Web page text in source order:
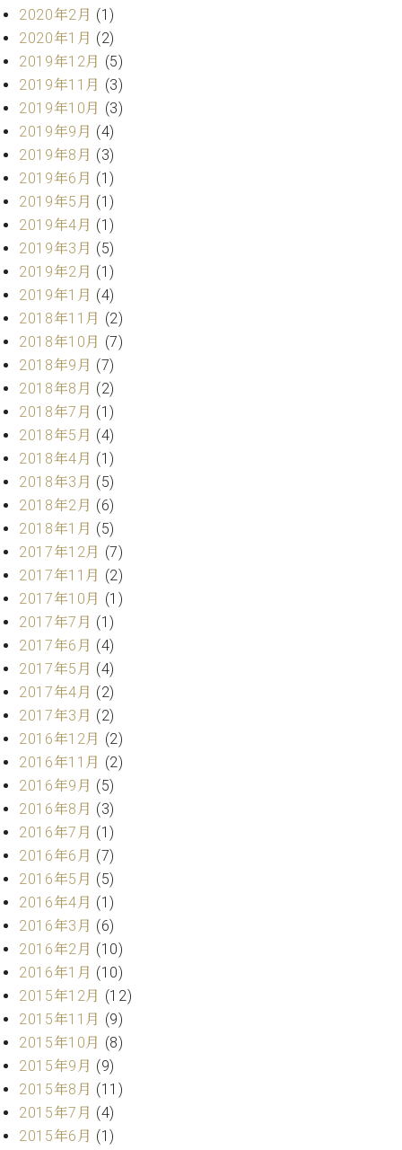
マ
ン
ト
デ
ィ
シ
ョ
ン
W.
ホ
フ
マ
ン
ヴ
ィ
ジ
ョ
ン
C.BECHSTEIN
Digital(ベ
ヒ
シ
ュ
タ
イ
デ
ジ
タ
ル)
セ
ン
タ
ス
ッ
フ
ご
挨
拶
術
者
紹
介
展示
情報
ーロ
ピア
ノ特
選中
古】
ベ
ン
ト
情
報
八
子
工
房
ブ
ロ
ア
ク
セ
ス
お
問
合
わ
せ
ア
ー
テ
ィ
ス
ト
2020年2月 (1)
2020年1月 (2)
2019年12月 (5)
2019年11月 (3)
2019年10月 (3)
2019年9月 (4)
2019年8月 (3)
2019年6月 (1)
2019年5月 (1)
2019年4月 (1)
2019年3月 (5)
2019年2月 (1)
2019年1月 (4)
2018年11月 (2)
2018年10月 (7)
2018年9月 (7)
2018年8月 (2)
2018年7月 (1)
2018年5月 (4)
2018年4月 (1)
2018年3月 (5)
2018年2月 (6)
2018年1月 (5)
2017年12月 (7)
2017年11月 (2)
2017年10月 (1)
2017年7月 (1)
2017年6月 (4)
2017年5月 (4)
2017年4月 (2)
2017年3月 (2)
2016年12月 (2)
2016年11月 (2)
2016年9月 (5)
2016年8月 (3)
2016年7月 (1)
2016年6月 (7)
2016年5月 (5)
2016年4月 (1)
2016年3月 (6)
2016年2月 (10)
2016年1月 (10)
2015年12月 (12)
2015年11月 (9)
2015年10月 (8)
2015年9月 (9)
2015年8月 (11)
2015年7月 (4)
2015年6月 (1)